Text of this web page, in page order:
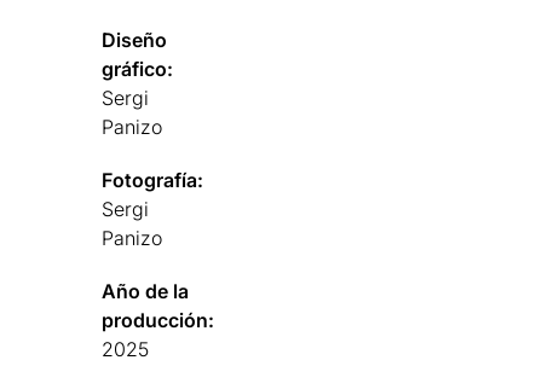
Diseño
gráfico:
Sergi
Panizo
Fotografía:
Sergi
Panizo
Año de la
producción:
2025